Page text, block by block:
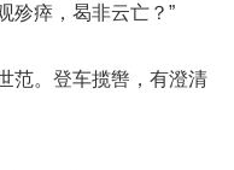
殄瘁，曷非云亡？”
范。登车揽辔，有澄清